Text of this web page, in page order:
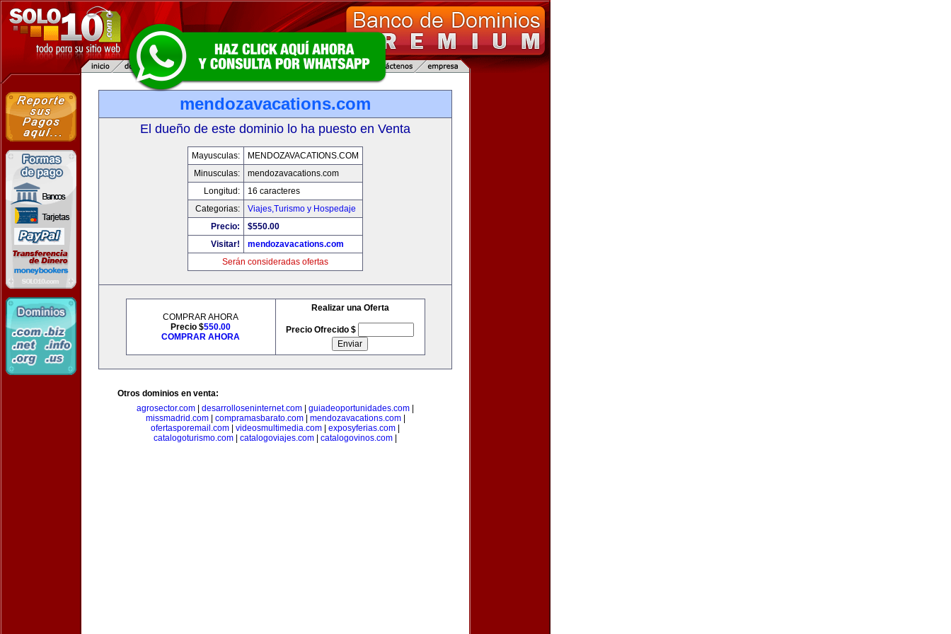
mendozavacations.com
El dueño de este dominio lo ha puesto en Venta
Mayusculas:
MENDOZAVACATIONS.COM
Minusculas:
mendozavacations.com
Longitud:
16 caracteres
Categorias:
Viajes,Turismo y Hospedaje
Precio:
$550.00
Visitar!
mendozavacations.com
Serán consideradas ofertas
COMPRAR AHORA
Precio $550.00
COMPRAR AHORA
Realizar una Oferta
Precio Ofrecido $
Otros dominios en venta:
agrosector.com
desarrolloseninternet.com guiadeoportunidades.com
missmadrid.com| compramasbarato.com| mendozavacations.com|
ofertasporemail.com
videosmultimedia.com exposyferias.com
catalogoturismo.com
catalogoviajes.com catalogovinos.com